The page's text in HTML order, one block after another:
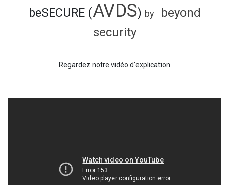
beSECURE (AVDS) by
beyond
security
Regardez notre vidéo d'explication